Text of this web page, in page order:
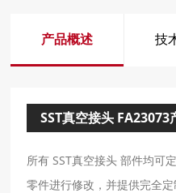
产品概述 技
SST真空接头 FA23073
所有 SST真空接头 部件均可
零件进行修改，并提供完全